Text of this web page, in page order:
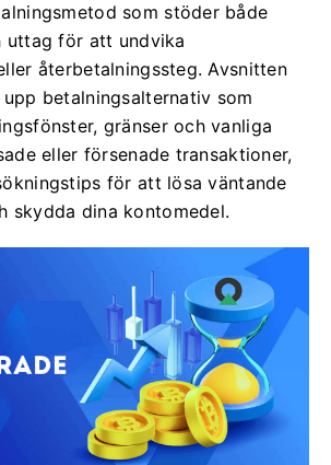
som stöder både
uttag för att undvika
återbetalningssteg. Avsnitten
betalningsalternativ som
gränser och vanliga
eller försenade transaktioner,
för att lösa väntande
skydda dina kontomedel.